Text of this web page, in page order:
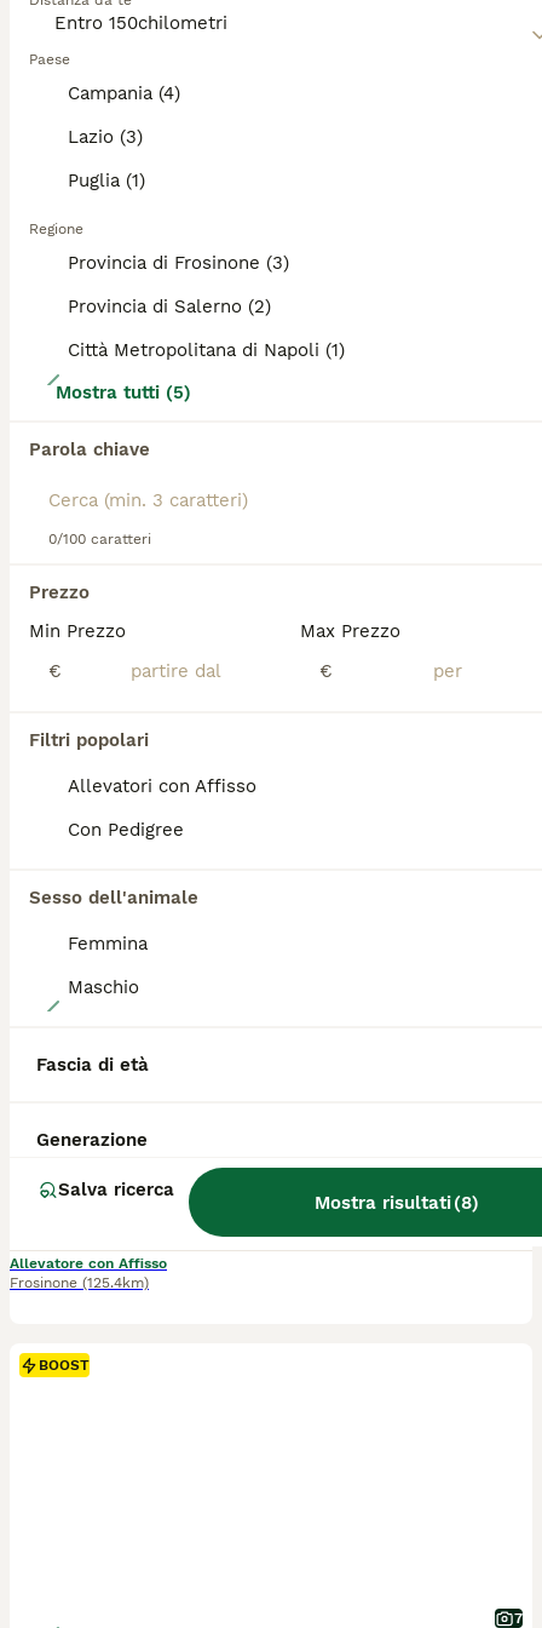
Paese
Campania (4)
Lazio (3)
Puglia (1)
Regione
Provincia di Frosinone (3)
Provincia di Salerno (2)
Città Metropolitana di Napoli (1)
Mostra tutti (5)
Parola chiave
0/100 caratteri
Prezzo
Min Prezzo
€
Max Prezzo
€
Filtri popolari
Allevatori con Affisso
Con Pedigree
Sesso dell'animale
Femmina
Maschio
Fascia di età
Generazione
Salva ricerca
Mostra risultati(8)
capacità di tracciamento eccezionali.
nostra pagina di consigli sul Pastore Tedesco
informazioni su questa razza di cane.
stessa categoria.
Sesso
BOOST
12 settimane 2
Allevatore con Affisso
Frosinone (125.4km)
BOOST
7